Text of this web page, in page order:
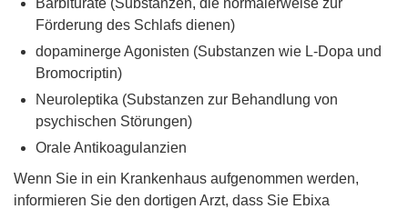
Barbiturate (Substanzen, die normalerweise zur
Förderung des Schlafs dienen)
dopaminerge Agonisten (Substanzen wie L-Dopa und
Bromocriptin)
Neuroleptika (Substanzen zur Behandlung von
psychischen Störungen)
Orale Antikoagulanzien
Wenn Sie in ein Krankenhaus aufgenommen werden,
informieren Sie den dortigen Arzt, dass Sie Ebixa